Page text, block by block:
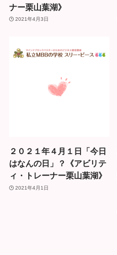
ナー栗山葉湖》
2021年4月3日
２０２１年４月１日「今日
はなんの日」？《アビリテ
ィ・トレーナー栗山葉湖》
2021年4月1日